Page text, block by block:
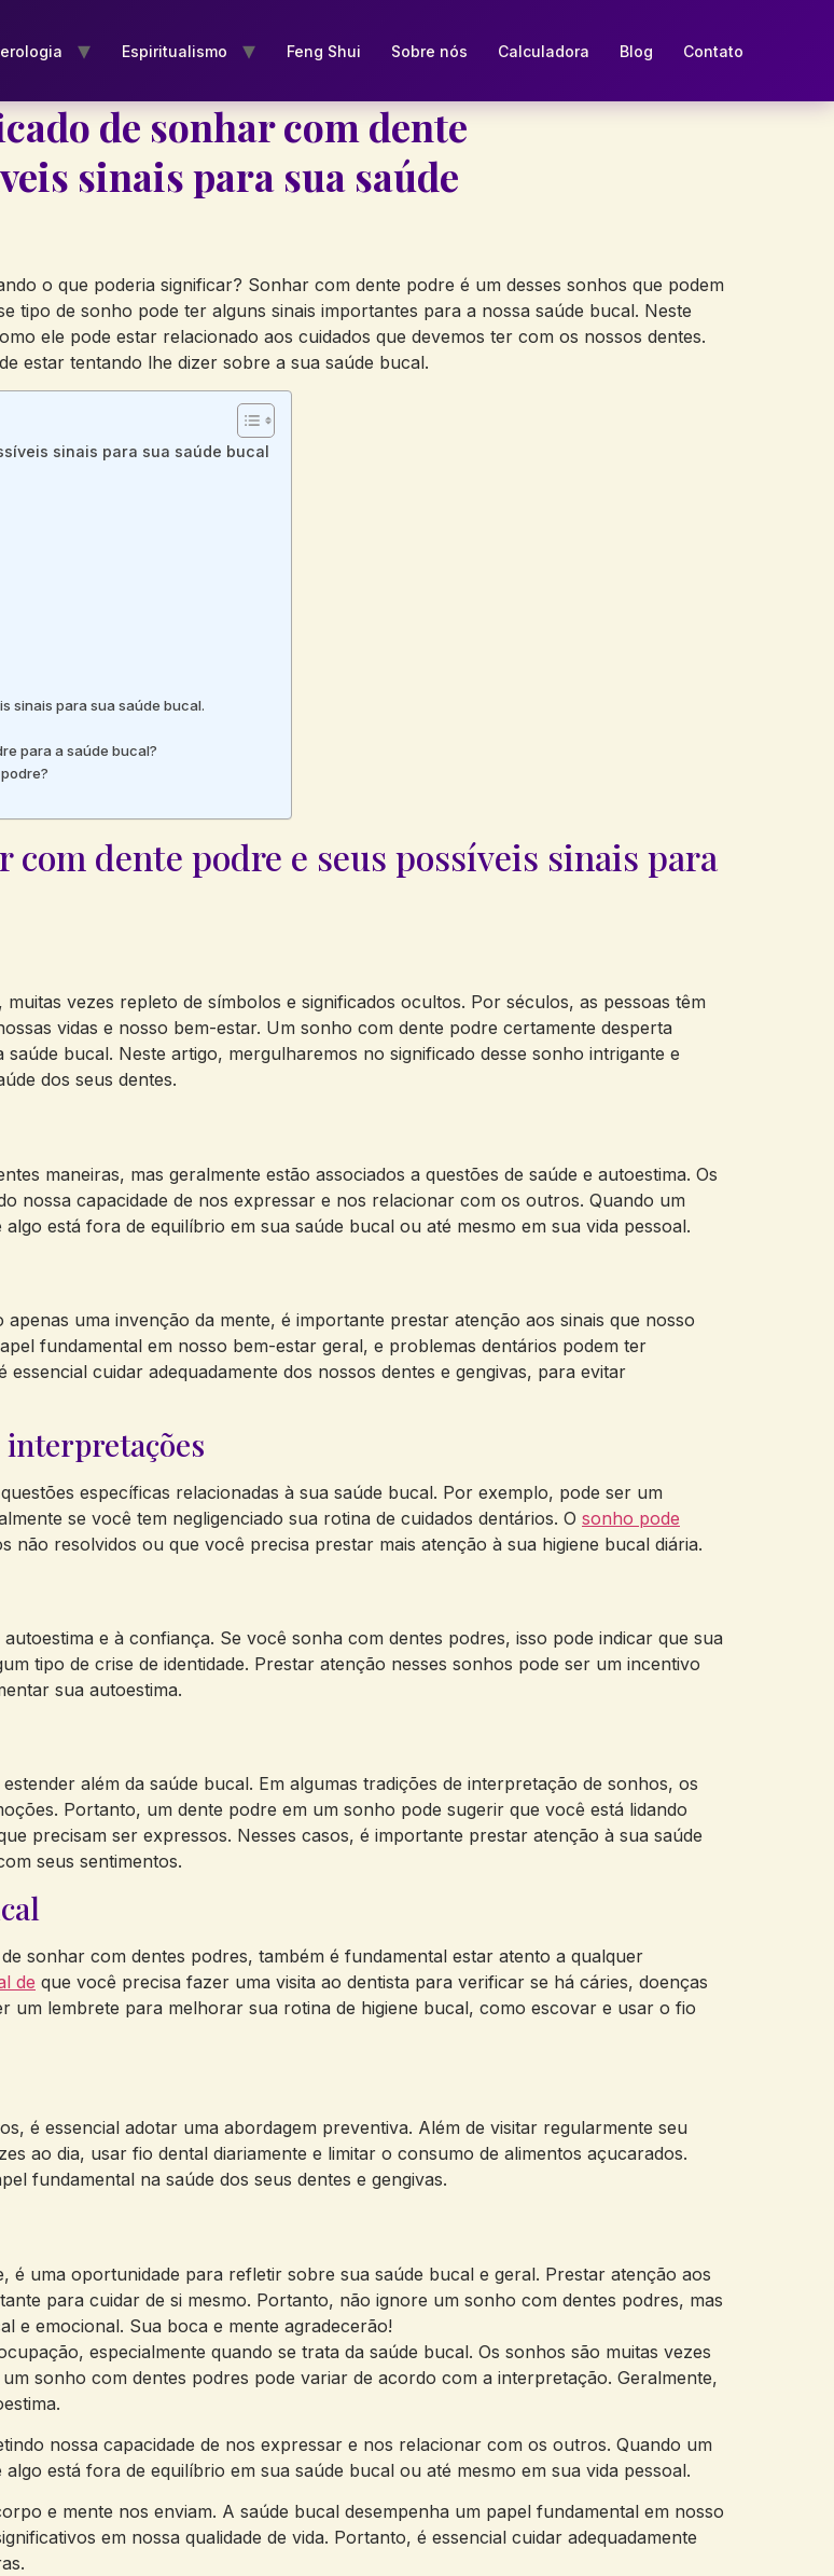
Espiritualismo Feng Shui Sobre nós Calculadora Blog Contato
de sonhar com dente
sinais para sua saúde
o que poderia significar? Sonhar com dente podre é um desses sonhos que podem
tipo de sonho pode ter alguns sinais importantes para a nossa saúde bucal. Neste
ele pode estar relacionado aos cuidados que devemos ter com os nossos dentes.
estar tentando lhe dizer sobre a sua saúde bucal.
sinais para sua saúde bucal
sinais para sua saúde bucal.
para a saúde bucal?
dente podre e seus possíveis sinais para
vezes repleto de símbolos e significados ocultos. Por séculos, as pessoas têm
vidas e nosso bem-estar. Um sonho com dente podre certamente desperta
bucal. Neste artigo, mergulharemos no significado desse sonho intrigante e
dos seus dentes.
maneiras, mas geralmente estão associados a questões de saúde e autoestima. Os
nossa capacidade de nos expressar e nos relacionar com os outros. Quando um
algo está fora de equilíbrio em sua saúde bucal ou até mesmo em sua vida pessoal.
uma invenção da mente, é importante prestar atenção aos sinais que nosso
fundamental em nosso bem-estar geral, e problemas dentários podem ter
cuidar adequadamente dos nossos dentes e gengivas, para evitar
interpretações
específicas relacionadas à sua saúde bucal. Por exemplo, pode ser um
se você tem negligenciado sua rotina de cuidados dentários. O sonho pode
não resolvidos ou que você precisa prestar mais atenção à sua higiene bucal diária.
e à confiança. Se você sonha com dentes podres, isso pode indicar que sua
tipo de crise de identidade. Prestar atenção nesses sonhos pode ser um incentivo
sua autoestima.
além da saúde bucal. Em algumas tradições de interpretação de sonhos, os
Portanto, um dente podre em um sonho pode sugerir que você está lidando
precisam ser expressos. Nesses casos, é importante prestar atenção à sua saúde
seus sentimentos.
sonhar com dentes podres, também é fundamental estar atento a qualquer
de que você precisa fazer uma visita ao dentista para verificar se há cáries, doenças
um lembrete para melhorar sua rotina de higiene bucal, como escovar e usar o fio
é essencial adotar uma abordagem preventiva. Além de visitar regularmente seu
ao dia, usar fio dental diariamente e limitar o consumo de alimentos açucarados.
fundamental na saúde dos seus dentes e gengivas.
uma oportunidade para refletir sobre sua saúde bucal e geral. Prestar atenção aos
para cuidar de si mesmo. Portanto, não ignore um sonho com dentes podres, mas
e emocional. Sua boca e mente agradecerão!
especialmente quando se trata da saúde bucal. Os sonhos são muitas vezes
sonho com dentes podres pode variar de acordo com a interpretação. Geralmente,
nossa capacidade de nos expressar e nos relacionar com os outros. Quando um
está fora de equilíbrio em sua saúde bucal ou até mesmo em sua vida pessoal.
e mente nos enviam. A saúde bucal desempenha um papel fundamental em nosso
em nossa qualidade de vida. Portanto, é essencial cuidar adequadamente